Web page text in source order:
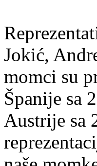
Jokić,
momci su
Španije sa
Austrije sa